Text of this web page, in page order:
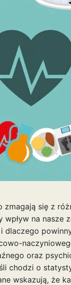
zmagają się z
wpływ na nasze
dlaczego
oraz
chodzi o
wskazują, że